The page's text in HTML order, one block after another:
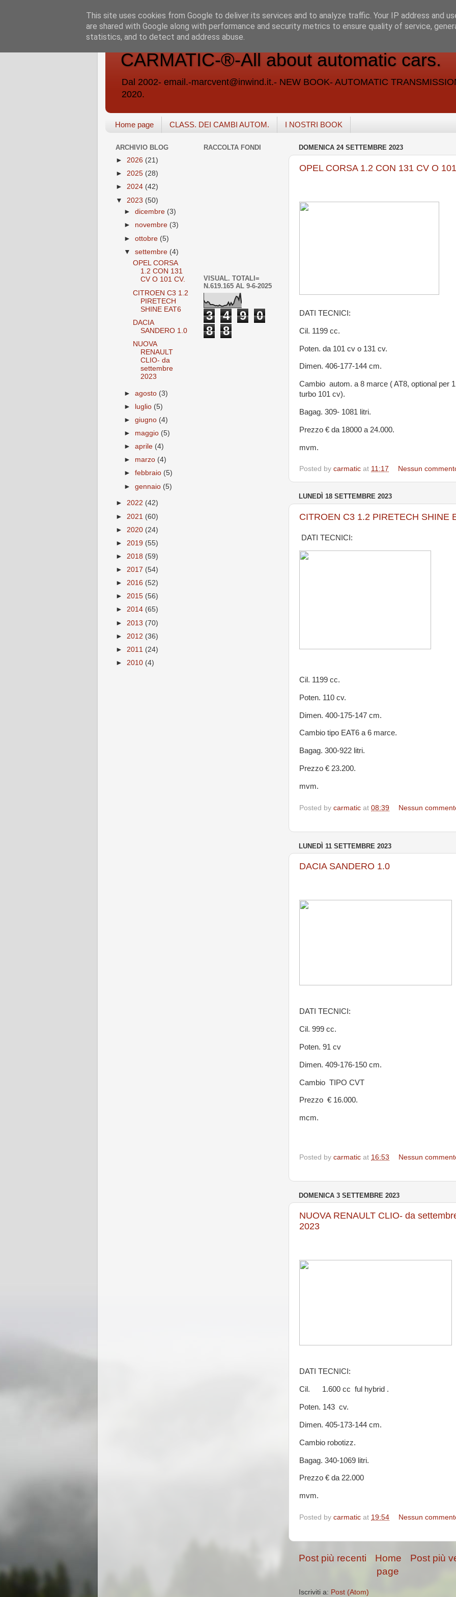
CARMATIC-®-All about automatic cars.
Dal 2002- email.-marcvent@inwind.it.- NEW BOOK- AUTOMATIC
2020.
Home page CLASS. DEI CAMBI AUTOM. I NOSTRI BOOK
DOMENICA 24 SETTEMBRE 2023
OPEL CORSA 1.2 CON 131 CV O
DATI TECNICI:
Cil. 1199 cc.
Poten. da 101 cv o 131 cv.
Dimen. 406-177-144 cm.
Cambio autom. a 8 marce ( AT8, optional per
turbo 101 cv).
Bagag. 309- 1081 litri.
Prezzo € da 18000 a 24.000.
mvm.
Posted by carmatic at 11:17 Nessun
LUNEDÌ 18 SETTEMBRE 2023
CITROEN C3 1.2 PIRETECH SHINE
DATI TECNICI:
Cil. 1199 cc.
Poten. 110 cv.
Dimen. 400-175-147 cm.
Cambio tipo EAT6 a 6 marce.
Bagag. 300-922 litri.
Prezzo € 23.200.
mvm.
Posted by carmatic at 08:39 Nessun
LUNEDÌ 11 SETTEMBRE 2023
DACIA SANDERO 1.0
DATI TECNICI:
Cil. 999 cc.
Poten. 91 cv
Dimen. 409-176-150 cm.
Cambio TIPO CVT
Prezzo € 16.000.
mcm.
Posted by carmatic at 16:53 Nessun
DOMENICA 3 SETTEMBRE 2023
NUOVA RENAULT CLIO- da
2023
DATI TECNICI:
Cil. 1.600 cc ful hybrid .
Poten. 143 cv.
Dimen. 405-173-144 cm.
Cambio robotizz.
Bagag. 340-1069 litri.
Prezzo € da 22.000
mvm.
Posted by carmatic at 19:54 Nessun
Post più recenti Post più
Home
page
Iscriviti a: Post (Atom)
ARCHIVIO BLOG
► 2026 (21)
► 2025 (28)
► 2024 (42)
▼ 2023 (50)
►dicembre (3)
► novembre (3)
►ottobre (5)
▼settembre (4)
OPEL CORSA
1.2 CON 131
CV O 101 CV.
CITROEN C3 1.2
PIRETECH
SHINE EAT6
DACIA
SANDERO 1.0
NUOVA
RENAULT
CLIO- da
settembre
2023
►agosto (3)
►
luglio (5)
►giugno (4)
► maggio (5)
►aprile (4)
► marzo (4)
►febbraio (5)
►gennaio (5)
► 2022 (42)
► 2021 (60)
► 2020 (24)
► 2019 (55)
► 2018 (59)
► 2017 (54)
► 2016 (52)
► 2015 (56)
► 2014 (65)
► 2013 (70)
► 2012 (36)
► 2011 (24)
► 2010 (4)
RACCOLTA FONDI
VISUAL. TOTALI=
N.619.165 AL 9-6-2025
3 4 9
0
8
8
This site uses cookies from Google to deliver its services and to analyze traffic. Your IP address and
are shared with Google along with performance and security metrics to ensure quality of service,
statistics, and to detect and address abuse.